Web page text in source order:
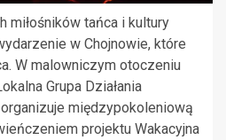
miłośników tańca i kultury
w Chojnowie, które
W malowniczym otoczeniu
Grupa Działania
międzypokoleniową
projektu Wakacyjna